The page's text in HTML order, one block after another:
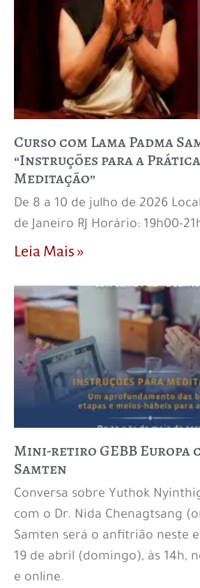
Curso com Lama Padma
“Instruções para a
Meditação”
De 8 a 10 de julho de 2026
de Janeiro RJ Horário: 19h00-
Leia Mais »
Mini-retiro GEBB Europa
Samten
Conversa sobre Yuthok
com o Dr. Nida Chenagtsang
Samten será o anfitrião neste
19 de abril (domingo), às 14h,
e online.